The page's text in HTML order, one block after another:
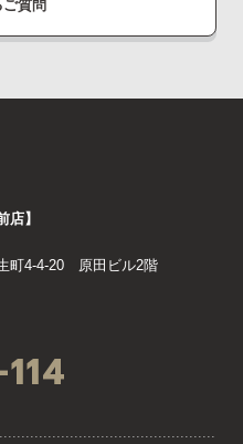
ご質問
店】
町4-4-20 原田ビル2階